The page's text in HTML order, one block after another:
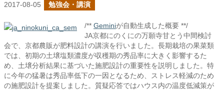
2017-08-05 勉強会・講演
/** Geminiが自動生成した概要 **/
JA京都にのくにの万願寺甘とう中間検討
会で、京都農販が肥料設計の講演を行いました。長期栽培の果菜類
では、初期の土壌塩類濃度が収穫期の秀品率に大きく影響するた
め、土壌分析結果に基づいた施肥設計の重要性を説明しました。特
に今年の猛暑は秀品率低下の一因となるため、ストレス軽減のため
の施肥設計を提案しました。質疑応答ではハウス内の温度低減策が